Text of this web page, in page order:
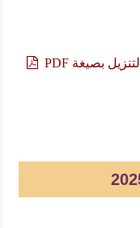
التنزيل بصيغة PDF